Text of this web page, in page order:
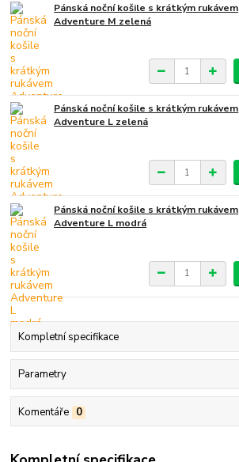
Pánská noční košile s krátkým rukávem
Adventure M zelená
Pánská noční košile s krátkým rukávem
Adventure L zelená
Pánská noční košile s krátkým rukávem
Adventure L modrá
Kompletní specifikace
Parametry
Komentáře 0